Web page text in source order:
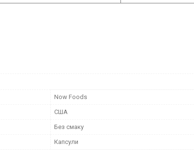
Now Foods
США
Без смаку
Капсули